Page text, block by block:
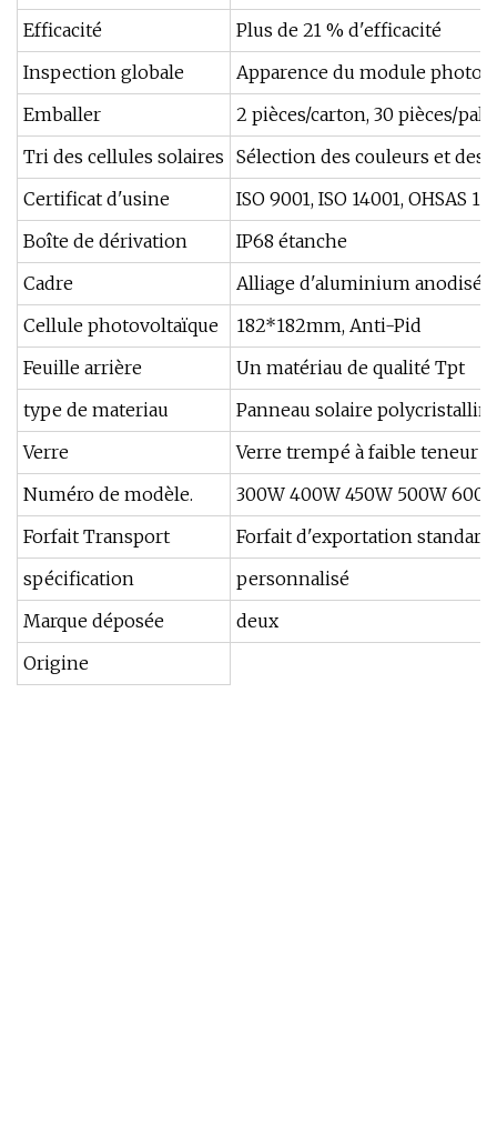
Efficacité
Plus de 21 % d'efficacité
Inspection globale
Apparence du module
Emballer
2 pièces/carton, 30 pièces/
Tri des cellules solaires Sélection des couleurs et des
Certificat d'usine
ISO 9001, ISO 14001, OHSAS
Boîte de dérivation
IP68 étanche
Cadre
Alliage d'aluminium anodisé
Cellule photovoltaïque
182*182mm, Anti-Pid
Feuille arrière
Un matériau de qualité Tpt
type de materiau
Panneau solaire polycristallin
Verre
Verre trempé à faible teneur
Numéro de modèle.
300W 400W 450W 500W
Forfait Transport
Forfait d'exportation standard
spécification
personnalisé
Marque déposée
deux
Origine